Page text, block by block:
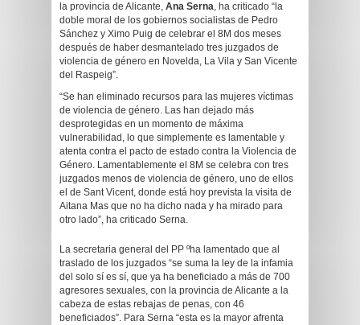
la provincia de Alicante, Ana Serna, ha criticado “la
doble moral de los gobiernos socialistas de Pedro
Sánchez y Ximo Puig de celebrar el 8M dos meses
después de haber desmantelado tres juzgados de
violencia de género en Novelda, La Vila y San Vicente
del Raspeig”.
“Se han eliminado recursos para las mujeres víctimas
de violencia de género. Las han dejado más
desprotegidas en un momento de máxima
vulnerabilidad, lo que simplemente es lamentable y
atenta contra el pacto de estado contra la Violencia de
Género. Lamentablemente el 8M se celebra con tres
juzgados menos de violencia de género, uno de ellos
el de Sant Vicent, donde está hoy prevista la visita de
Aitana Mas que no ha dicho nada y ha mirado para
otro lado”, ha criticado Serna.
La secretaria general del PP ºha lamentado que al
traslado de los juzgados “se suma la ley de la infamia
del solo sí es sí, que ya ha beneficiado a más de 700
agresores sexuales, con la provincia de Alicante a la
cabeza de estas rebajas de penas, con 46
beneficiados”. Para Serna “esta es la mayor afrenta